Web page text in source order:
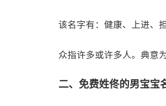
该名字有：健康、上进、
众指许多或许多人。典意
二、免费姓佟的男宝宝